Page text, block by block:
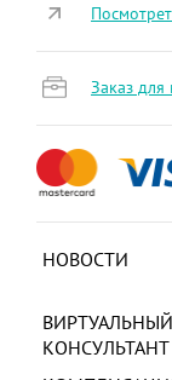
НОВОСТИ
ВИРТУАЛЬНЫЙ
КОНСУЛЬТАНТ
Заказ